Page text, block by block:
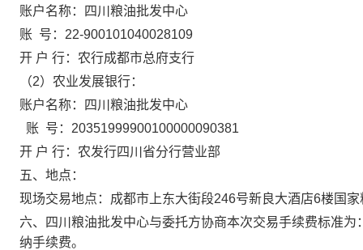
账户名称：四川粮油批发中心
账 号：22-900101040028109
开 户 行：农行成都市总府支行
（2）农业发展银行：
账户名称：四川粮油批发中心
账 号：20351999900100000090381
开 户 行：农发行四川省分行营业部
五、地点：
现场交易地点：成都市上东大街段246号新良大酒店6楼国
六、
四川粮油批发中心与委托方协商本次交易手续费标准为
纳手续费。